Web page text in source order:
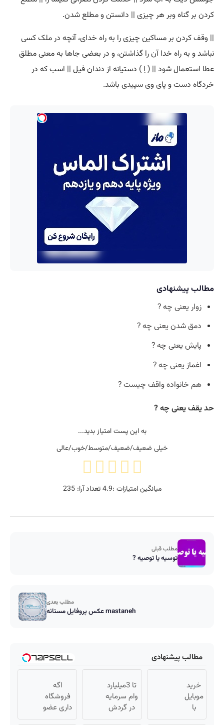
کردن بر گناه وبر هر چیزی || دانستن و مطلع شدن.
|| وقف کردن بر مساکین چیزی را به راه خدای، آنچه در ملک کسی
نباشد و به راه خدا آن را گذاشتن، و در بعضی جاها به معنی مطلق
عطا استعمال شود || ( اِ ) دستیانه از دندان فیل || اسب که در
خردگاه دست و پای وی سپیدی باشد.
مطالب پیشنهادی
زوار یعنی چه ?
دمق شدن یعنی چه ?
پایش یعنی چه ?
اغماز یعنی چه ?
هم خانواده واقف چیست ?
حد یقف یعنی چه ?
به این پست امتیاز بدید...
خیلی ضعیف/ضعیف/متوسط/خوب/عالی
میانگین امتیازات :4.9تعداد آرا:235
مطلب قبلی
توسیه یا توصیه ?
مطلب بعدی
عکس پروفایل مستانه mastaneh
مطالب پیشنهادی
خرید
موبایل
با
اسنپ
تا 3میلیارد
وام سرمایه
در گردش
فروشندگان
اگه
فروشگاه
داری عضو
فروشندگان